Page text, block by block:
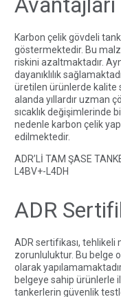
Karbon çelik gövdeli
göstermektedir. Bu
riskini azaltmaktadır.
dayanıklılık
üretilen ürünlerde kalite
alanda yıllardır uzman
sıcaklık değişimlerinde
nedenle karbon çelik
edilmektedir.
ADR’Lİ TAM ŞASE
L4BV+-L4DH
ADR
ADR sertifikası, tehlikeli
zorunluluktur. Bu belge
olarak
belgeye sahip ürünlerle
tankerlerin güvenlik